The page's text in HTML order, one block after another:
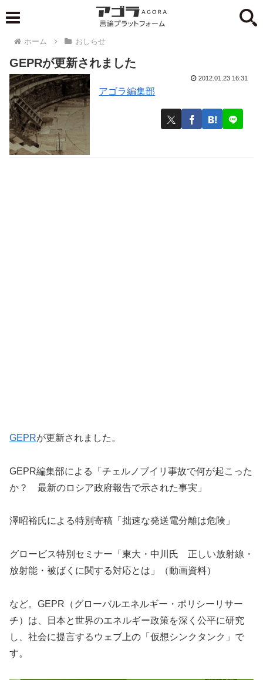
ホーム おしらせ
GEPRが更新されました
アゴラ編集部
2012.01.23 16:31
GEPRが更新されました。
GEPR編集部による「チェルノブイリ事故で何が起こった
か？ 最新のロシア政府報告で示された事実」
澤昭裕氏による特別寄稿「拙速な発送電分離は危険」
グロービス特別セミナー「東大・中川氏 正しい放射線・
放射能・被ばくに関する対応とは」（動画資料）
など。GEPR（グローバルエネルギー・ポリシーリサー
チ）は、日本と世界のエネルギー政策を深く公平に研究
し、社会に提言するウェブ上の「仮想シンクタンク」で
す。